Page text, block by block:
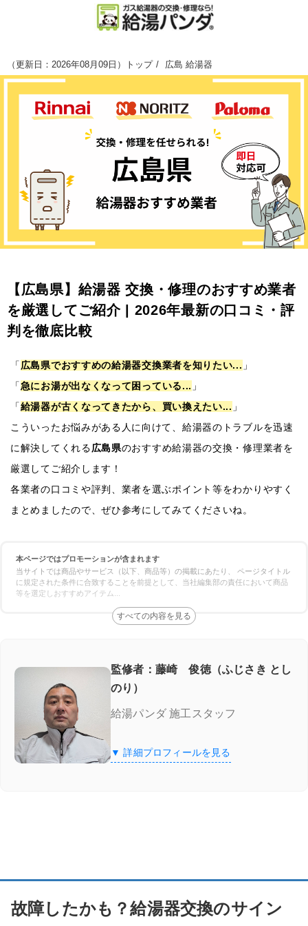
（更新日：2026年08月09日 ） トップ 広島 給湯器
【広島県】給湯器 交換・修理のおすすめ業者
を厳選してご紹介 | 2026年最新の口コミ・評
判を徹底比較
「 広島県でおすすめの給湯器交換業者を知りたい... 」
「急にお湯が出なくなって困っている... 」
「給湯器が古くなってきたから、買い換えたい... 」
こういったお悩みがある人に向けて、給湯器のトラブルを迅速
に解決してくれる広島県のおすすめ給湯器の交換・修理業者を
厳選してご紹介します！
各業者の口コミや評判、業者を選ぶポイント等をわかりやすく
まとめましたので、ぜひ参考にしてみてくださいね。
本ページではプロモーションが含まれます
当サイトでは商品やサービス（以下、商品等）の掲載にあたり、 ページタイトル
に規定された条件に合致することを前提として、当社編集部の責任において商品
等を選定しおすすめアイテム
監修者：藤崎 俊徳（ふじさき とし
のり）
給湯パンダ 施工スタッフ
▼ 詳細プロフィールを見る
故障したかも？給湯器交換のサイン